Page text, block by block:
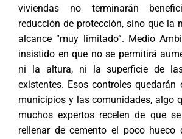
viviendas no terminarán
reducción de protección, sino que la
alcance “muy limitado”. Medio
insistido en que no se permitirá
ni la altura, ni la superficie de las
existentes. Esos controles
municipios y las comunidades, algo
muchos expertos recelen de que
rellenar de cemento el poco hueco